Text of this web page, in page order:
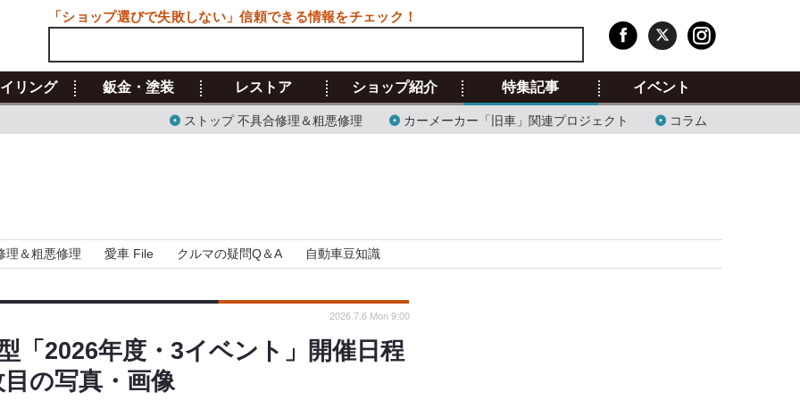
リング 鈑金・塗装 レストア ショップ紹介 特集記事
ストップ 不具合修理＆粗悪修理 カーメーカー「旧車」関連プロジェクト コラム
イベント
理＆粗悪修理 愛車 File クルマの疑問Q＆A 自動車豆知識
「2026年度・3イベント」開催日程
の写真・画像
2026.7.6 Mon 9:00
「ショップ選びで失敗しない」信頼できる情報をチェック！